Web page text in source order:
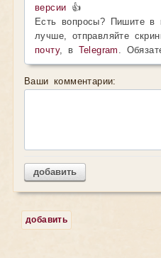
версии 👍
Есть вопросы? Пишите в
лучше, отправляйте
почту, в Telegram .
Ваши комментарии:
добавить
добавить